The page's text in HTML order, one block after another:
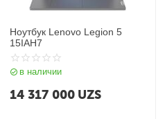
Ноутбук Lenovo Legion 5
15IAH7
в наличии
14 317 000 UZS